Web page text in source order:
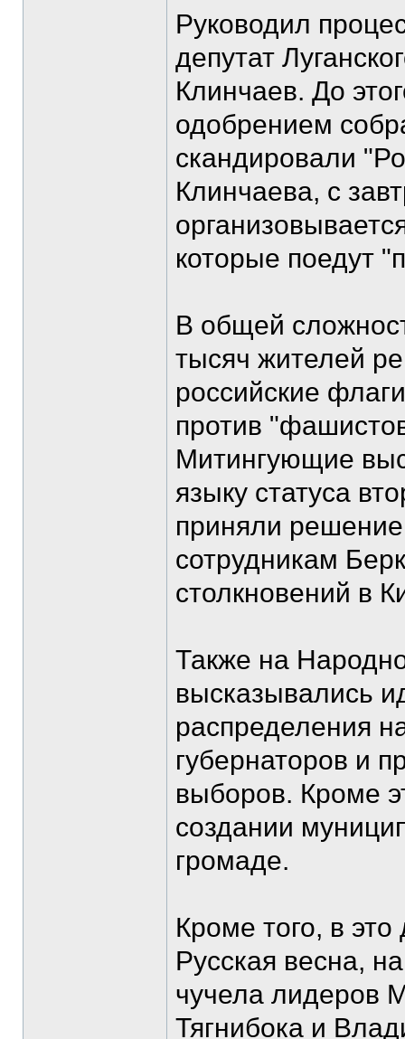
Руководил
депутат
Клинчаев. До
одобрением
скандировали
Клинчаева, с
которые поедут
В общей
тысяч жителей
российские
против
Митингующие
языку статуса
приняли
сотрудникам
столкновений в
Также на
высказывались
распределения
губернаторов и
выборов. Кроме
создании
громаде.
Кроме того, в это
Русская весна,
чучела лидеров
Тягнибока и